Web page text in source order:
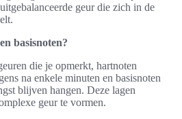
geur die zich in de
basisnoten?
die je opmerkt, hartnoten
na enkele minuten en basisnoten
blijven hangen. Deze lagen
geur te vormen.